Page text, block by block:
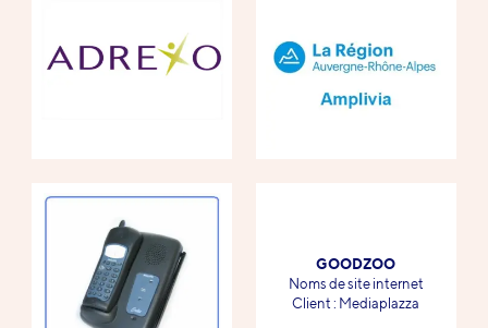
GOODZOO
-Noms de site internet
-
Client : Mediaplazza